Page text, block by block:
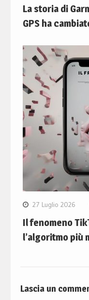
La storia di
GPS ha
27 Luglio 2026
Il fenomeno
l’algoritmo più
Lascia un